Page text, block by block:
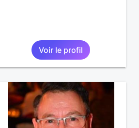
Voir le profil